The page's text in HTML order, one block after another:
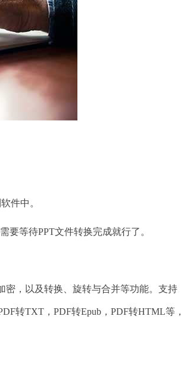
件中。
等待PPT文件转换完成就行了。
，以及转换、旋转与合并等功能。支持
转TXT，PDF转Epub，PDF转HTML等，